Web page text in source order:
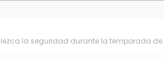
la seguridad durante la temporada